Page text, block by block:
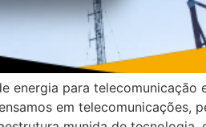
energia para telecomunicação
em telecomunicações,